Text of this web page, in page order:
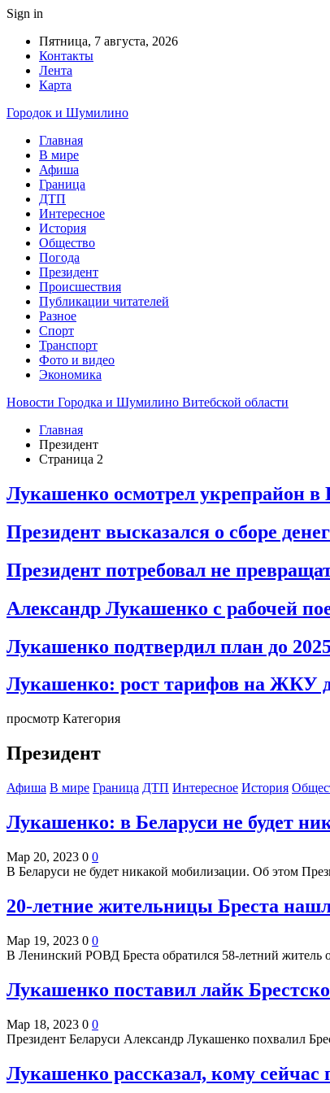
Sign in
Пятница, 7 августа, 2026
Контакты
Лента
Карта
Городок и Шумилино
Главная
В мире
Афиша
Граница
ДТП
Интересное
История
Общество
Погода
Президент
Происшествия
Публикации читателей
Разное
Спорт
Транспорт
Фото и видео
Экономика
Новости Городка и Шумилино Витебской области
Главная
Президент
Страница 2
Лукашенко осмотрел укрепрайон в
Президент высказался о сборе
Президент потребовал не
Александр Лукашенко с рабочей
Лукашенко подтвердил план до
Лукашенко: рост тарифов на ЖКУ
просмотр Категория
Президент
Афиша В мире Граница ДТП Интересное История
Лукашенко: в Беларуси не будет
Мар 20, 2023 0 0
В Беларуси не будет никакой мобилизации. Об этом
20-летние жительницы Бреста
Мар 19, 2023 0 0
В Ленинский РОВД Бреста обратился 58-летний житель
Лукашенко поставил лайк
Мар 18, 2023 0 0
Президент Беларуси Александр Лукашенко похвалил
Лукашенко рассказал, кому